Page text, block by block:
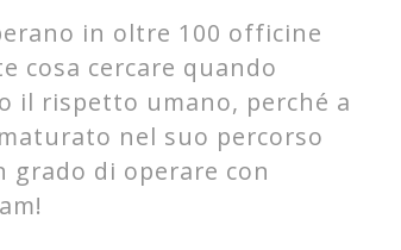
in oltre 100 officine
cosa cercare quando
il rispetto umano, perché a
nel suo percorso
di operare con